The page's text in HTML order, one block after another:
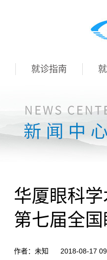
就诊指南
华厦眼科
第七届全
作者：未知 2018-08-17